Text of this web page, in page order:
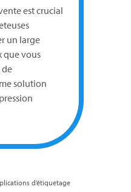
est crucial
un large
que vous
solution
d’étiquetage